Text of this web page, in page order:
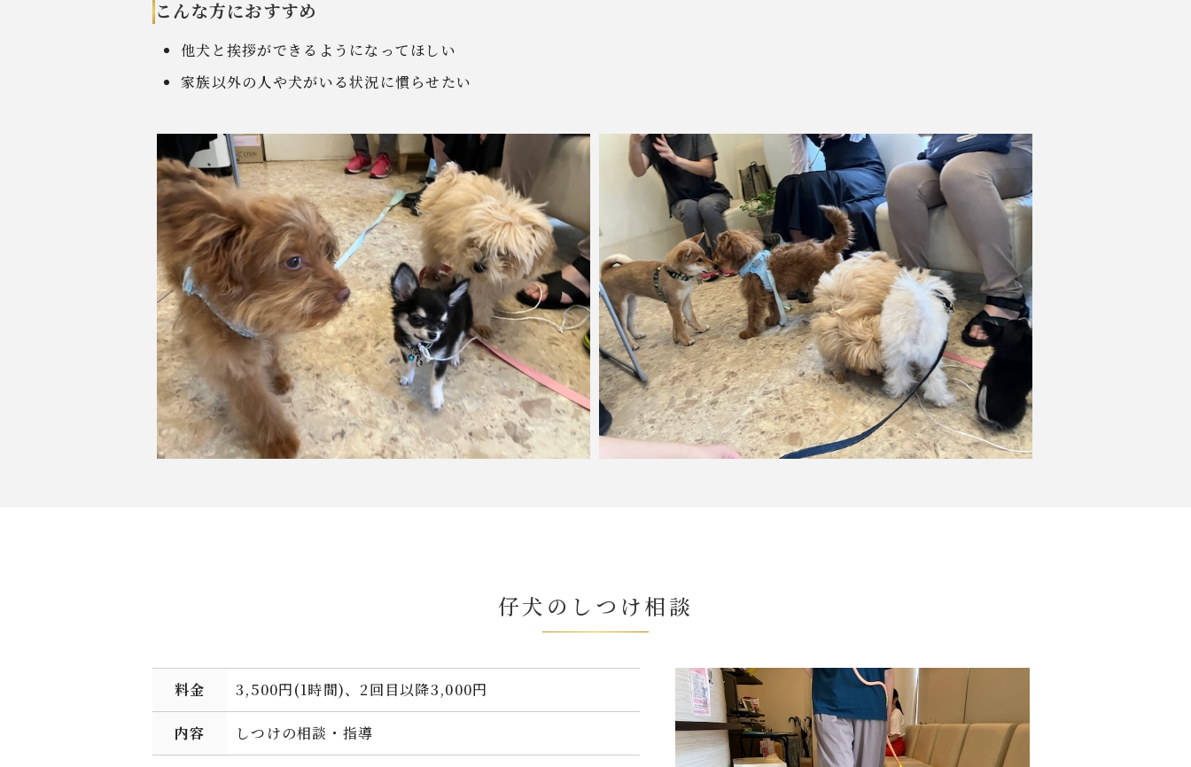
こんな方におすすめ
他犬と挨拶ができるようになってほしい
家族以外の人や犬がいる状況に慣らせたい
仔犬のしつけ相談
料金 3,500円(1時間)、2回目以降3,000円
内容 しつけの相談・指導